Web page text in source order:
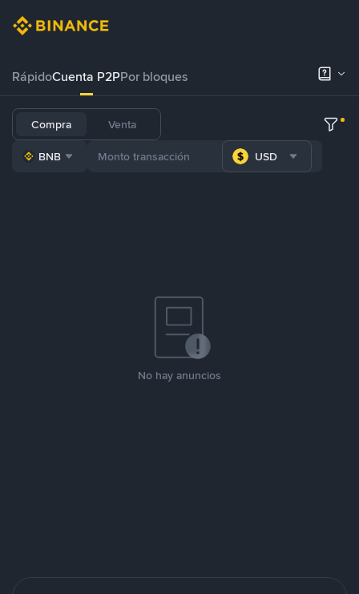
RápidoCuenta P2PPor bloques
Compra Venta
BNB USD
No hay anuncios